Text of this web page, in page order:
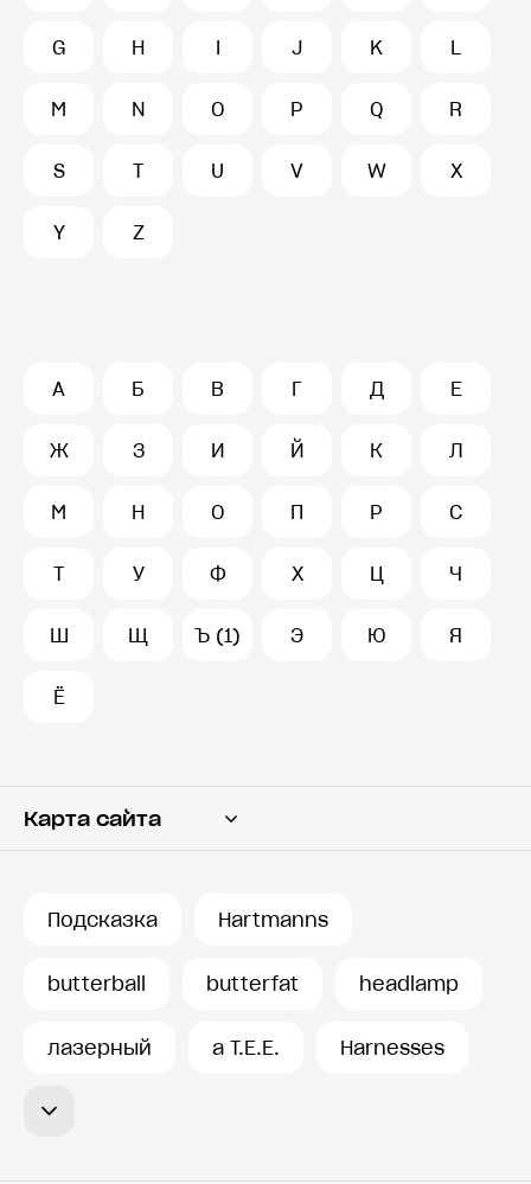
G H I J K L
M N O P Q R
S T U V W X
Y Z
А Б В Г Д Е
Ж З И Й К Л
М Н О П Р С
Т У Ф Х Ц Ч
Ш Щ Ъ (1) Э Ю Я
Ё
Карта сайта
Подсказка Hartmanns
butterball butterfat headlamp
лазерный a T.E.E. Harnesses